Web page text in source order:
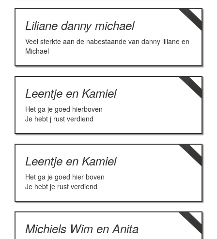
Liliane danny michael
Veel sterkte aan de nabestaande van danny liliane en
Michael
Leentje en Kamiel
Het ga je goed hierboven
Je hebt j rust verdiend
Leentje en Kamiel
Het ga je goed hier boven
Je hebt je rust verdiend
Michiels Wim en Anita